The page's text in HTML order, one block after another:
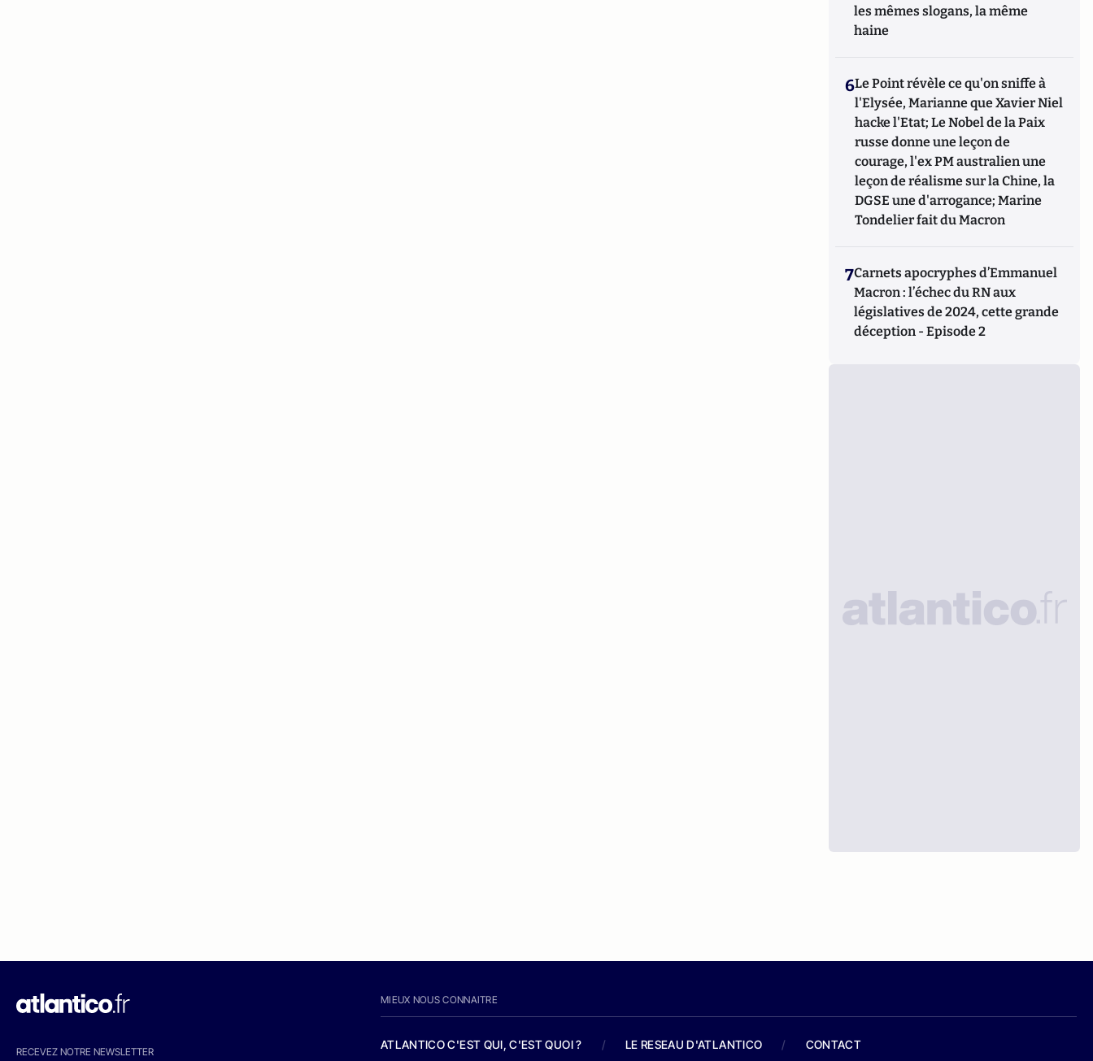
les mêmes slogans, la même
haine
6Le Point révèle ce qu'on sniffe à
l'Elysée, Marianne que Xavier Niel
hacke l'Etat; Le Nobel de la Paix
russe donne une leçon de
courage, l'ex PM australien une
leçon de réalisme sur la Chine, la
DGSE une d'arrogance; Marine
Tondelier fait du Macron
7Carnets apocryphes d’Emmanuel
Macron : l’échec du RN aux
législatives de 2024, cette grande
déception - Episode 2
RECEVEZ NOTRE NEWSLETTER
MIEUX NOUS CONNAITRE
ATLANTICO C'EST QUI, C'EST QUOI ? / LE RESEAU D'ATLANTICO / CONTACT